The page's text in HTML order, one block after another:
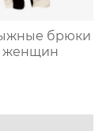
брюки
женщин